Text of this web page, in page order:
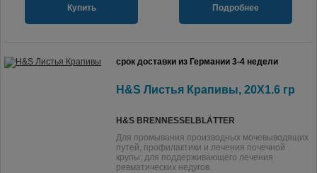
Купить Подробнее
срок доставки из Германии 3-4 недели
H&S Листья Крапивы, 20X1.6 гр
H&S BRENNESSELBLÄTTER
Для промывания производных мочевыводящих
путей, профилактики и лечения почечной
крупы; для поддерживающего лечения
ревматических недугов.